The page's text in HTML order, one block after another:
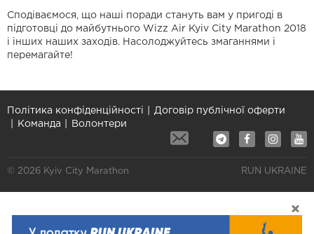
Сподіваємося, що наші поради стануть вам у пригоді в
підготовці до майбутнього Wizz Air Kyiv City Marathon 2018
і інших наших заходів. Насолоджуйтесь змаганнями і
перемагайте!
Політика конфіденційності
Договір публічної оферти
Команда
Волонтери
© 2026 Kyiv City Marathon RUN UKRAINE